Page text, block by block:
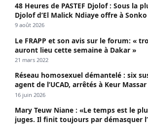
48 Heures de PASTEF Djolof : Sous la
Djolof d’El Malick Ndiaye offre à
apothéose
9 août 2026
Le FRAPP et son avis sur le forum: «
auront lieu cette semaine à Dakar »
21 mars 2022
Réseau homosexuel démantelé : six
agent de l’UCAD, arrêtés à Keur
propagé le VIH depuis 2018
16 juin 2026
Mary Teuw Niane : «Le temps est le
juges. Il finit toujours par démasquer